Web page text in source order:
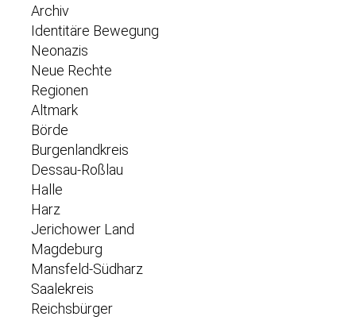
Archiv
Identitäre Bewegung
Neonazis
Neue Rechte
Regionen
Altmark
Börde
Burgenlandkreis
Dessau-Roßlau
Halle
Harz
Jerichower Land
Magdeburg
Mansfeld-Südharz
Saalekreis
Reichsbürger